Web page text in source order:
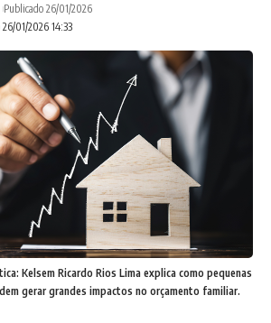
01/2026 14:33
Publicado 26/01/2026
Kelsem Ricardo Rios Lima explica como pequenas
gerar grandes impactos no orçamento familiar.